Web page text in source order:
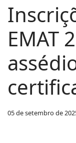
EMAT
05 de setembro de